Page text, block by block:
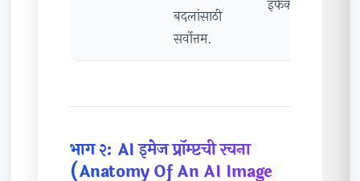
बदलांसाठी
सर्वोत्तम.
इफेक्ट्ससाठी.
भाग २: AI इमेज प्रॉम्प्टची रचना
(Anatomy Of An AI Image